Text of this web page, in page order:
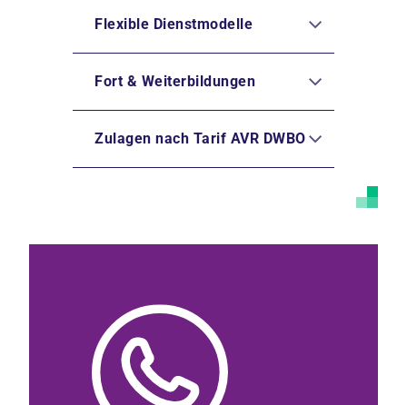
Flexible Dienstmodelle
Fort & Weiterbildungen
Zulagen nach Tarif AVR DWBO